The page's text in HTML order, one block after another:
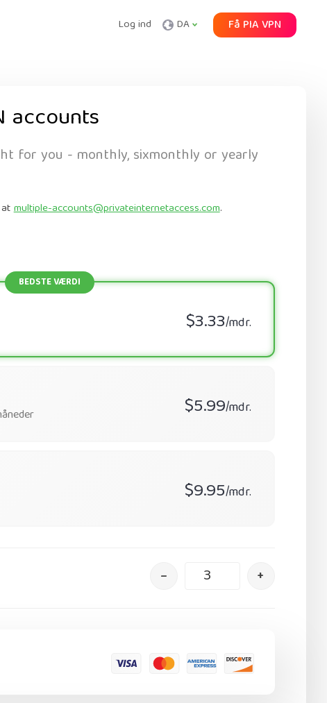
Log ind DA Få PIA VPN
accounts
for you - monthly, sixmonthly or yearly
atmultiple-accounts@privateinternetaccess.com.
$3.33/mdr.
$5.99/mdr.
$9.95/mdr.
– +